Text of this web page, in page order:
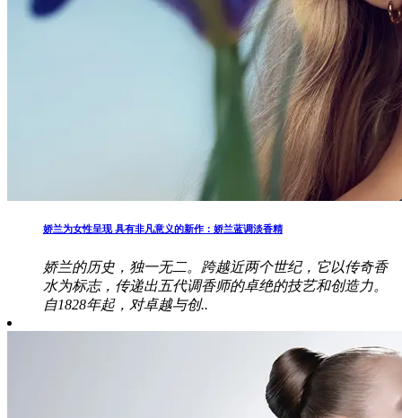
娇兰为女性呈现 具有非凡意义的新作：娇兰蓝调淡香精
娇兰的历史，独一无二。跨越近两个世纪，它以传奇香
水为标志，传递出五代调香师的卓绝的技艺和创造力。
自1828年起，对卓越与创..